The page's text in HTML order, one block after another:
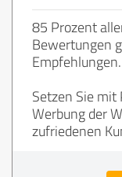
85 Prozent
Bewertungen
Empfehlungen.
Setzen Sie mit
Werbung der
zufriedenen